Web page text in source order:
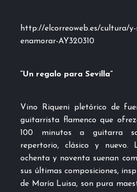
http://elcorreoweb.es/cultura/y-
enamorar-AY320310
“Un regalo para Sevilla”
Vino Riqueni pletórico de
guitarrista flamenco que
100 minutos a guitarra
repertorio, clásico y nuevo.
ochenta y noventa suenan
sus últimas composiciones,
de María Luisa, son pura